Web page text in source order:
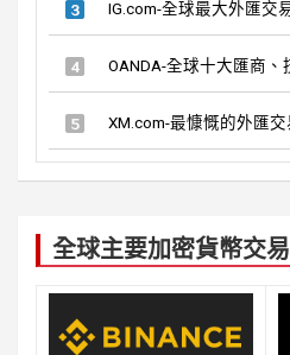
IG.com-全球最大外匯交
OANDA-全球十大匯商、
XM.com-最慷慨的外匯交
全球主要加密貨幣交